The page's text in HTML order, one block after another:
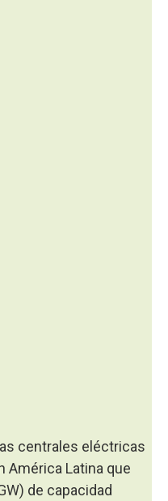
centrales eléctricas
América Latina que
de capacidad